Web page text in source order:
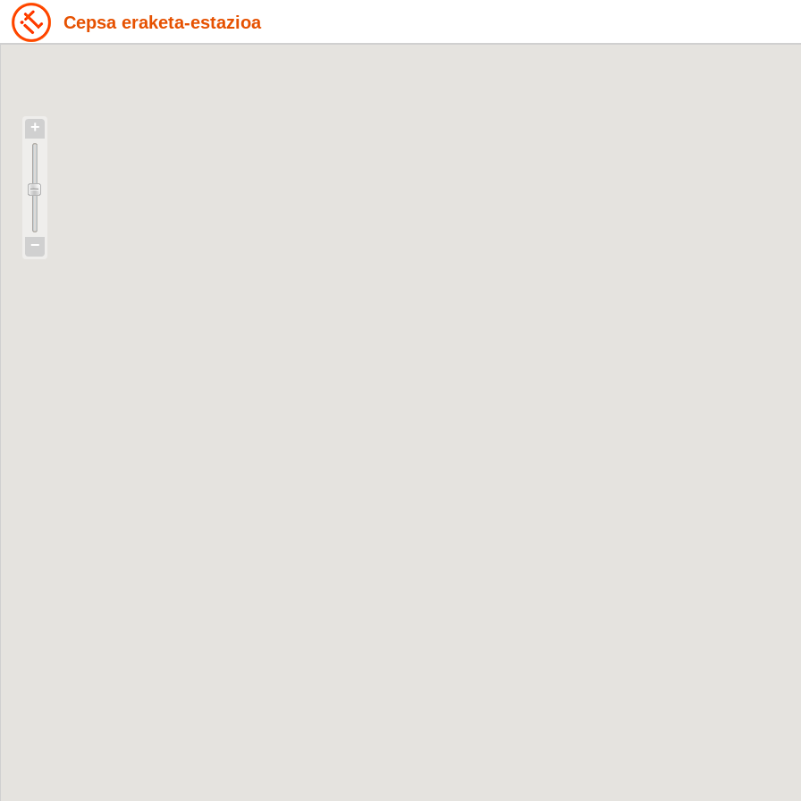
Cepsa eraketa-estazioa
+
−